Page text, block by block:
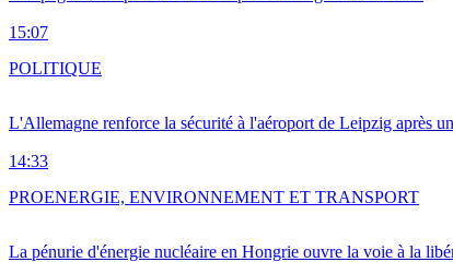
15:07
L'Allemagne renforce la sécurité à l'aéroport de Leipzig après
14:33
POLITIQUE
La pénurie d'énergie nucléaire en Hongrie ouvre la voie à la
PROENERGIE, ENVIRONNEMENT ET TRANSPORT